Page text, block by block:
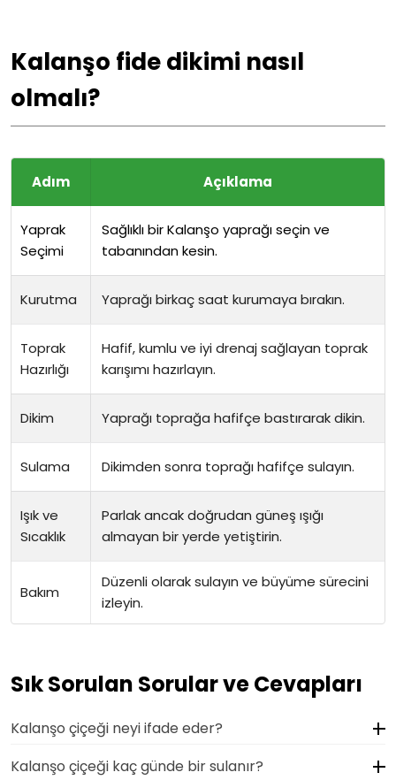
Kalanşo fide dikimi nasıl
olmalı?
Adım Açıklama
Yaprak
Seçimi
Sağlıklı bir Kalanşo yaprağı seçin ve
tabanından kesin.
Kurutma Yaprağı birkaç saat kurumaya bırakın.
Toprak
Hazırlığı
Hafif, kumlu ve iyi drenaj sağlayan toprak
karışımı hazırlayın.
Dikim Yaprağı toprağa hafifçe bastırarak dikin.
Sulama Dikimden sonra toprağı hafifçe sulayın.
Işık ve
Sıcaklık
Parlak ancak doğrudan güneş ışığı
almayan bir yerde yetiştirin.
Bakım
Düzenli olarak sulayın ve büyüme sürecini
izleyin.
Sık Sorulan Sorular ve Cevapları
Kalanşo çiçeği neyi ifade eder?
Kalanşo çiçeği kaç günde bir sulanır?